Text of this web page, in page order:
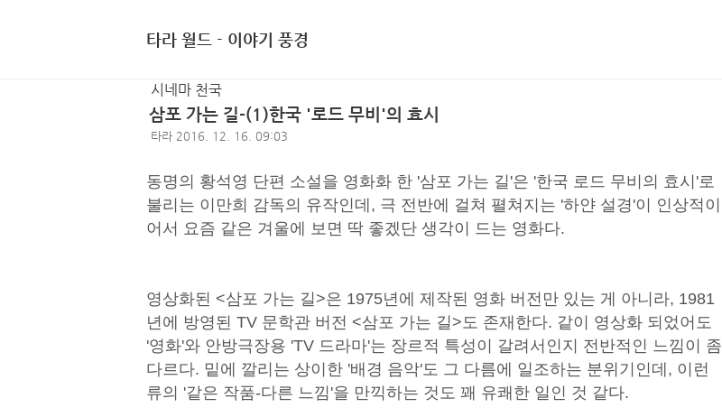
타라 월드 - 이야기 풍경
시네마 천국
삼포 가는 길-(1)한국 '로드 무비'의 효시
타라 2016. 12. 16. 09:03
동명의 황석영 단편 소설을 영화화 한 '삼포 가는 길'은 '한국 로드 무비의 효시'로
불리는 이만희 감독의 유작인데, 극 전반에 걸쳐 펼쳐지는 '하얀 설경'이 인상적이
어서 요즘 같은 겨울에 보면 딱 좋겠단 생각이 드는 영화다.
영상화된 <삼포 가는 길>은 1975년에 제작된 영화 버전만 있는 게 아니라, 1981
년에 방영된 TV 문학관 버전 <삼포 가는 길>도 존재한다. 같이 영상화 되었어도
'영화'와 안방극장용 'TV 드라마'는 장르적 특성이 갈려서인지 전반적인 느낌이 좀
다르다. 밑에 깔리는 상이한 '배경 음악'도 그 다름에 일조하는 분위기인데, 이런
류의 '같은 작품-다른 느낌'을 만끽하는 것도 꽤 유쾌한 일인 것 같다.